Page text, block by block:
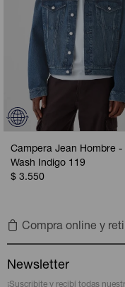
Campera Jean Hombre -
Wash Indigo 119
$ 3.550
Compra online y
Newsletter
¡Suscribite y recibí todas